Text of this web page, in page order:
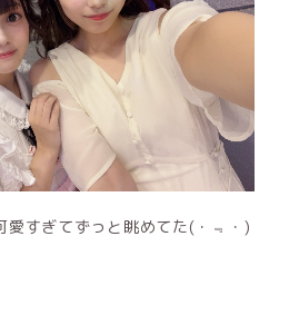
すぎてずっと眺めてた(・﹃・)